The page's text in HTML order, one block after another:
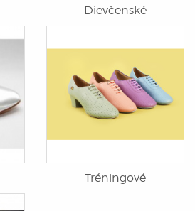
Dievčenské
Tréningové